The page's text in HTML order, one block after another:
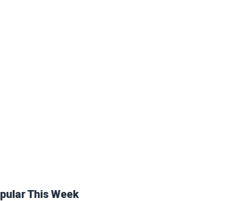
This Week